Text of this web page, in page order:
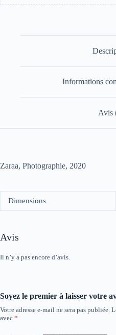
Informations
Avis
Zaraa, Photographie, 2020
Dimensions
Avis
Il n’y a pas encore d’avis.
Soyez le premier à laisser votre
Votre adresse e-mail ne sera pas publiée.
avec *